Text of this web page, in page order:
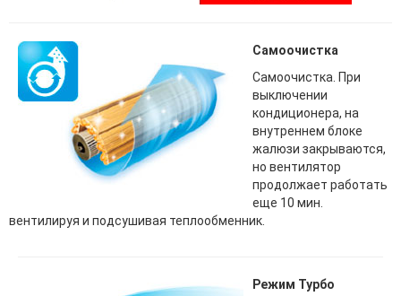
Самоочистка
Самоочистка. При
выключении
кондиционера, на
внутреннем блоке
жалюзи закрываются,
но вентилятор
продолжает работать
еще 10 мин.
вентилируя и подсушивая теплообменник.
Режим Турбо